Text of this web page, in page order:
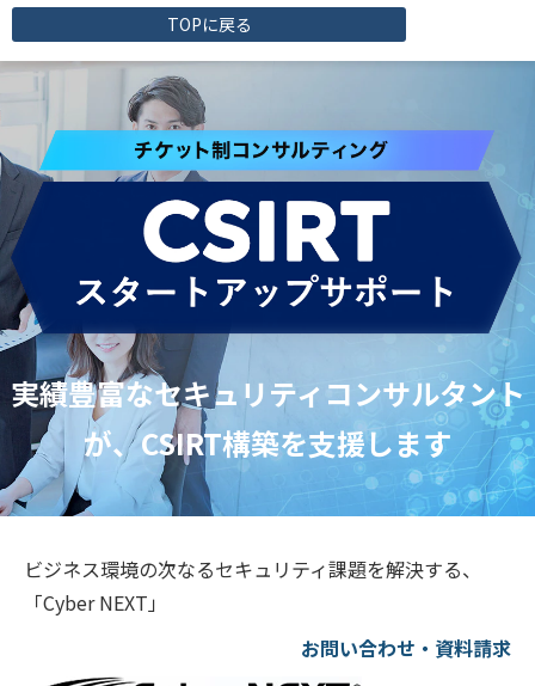
TOPに戻る
実績豊富なセキュリティコンサルタント
が、CSIRT構築を支援します
ビジネス環境の次なるセキュリティ課題を解決する、
「Cyber NEXT」
お問い合わせ・資料請求